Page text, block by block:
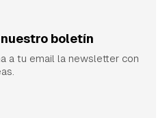
boletín
a tu email la newsletter con